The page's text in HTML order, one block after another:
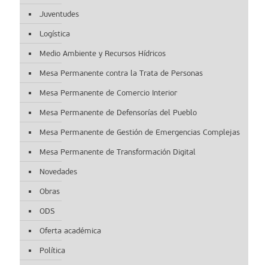
Juventudes
Logística
Medio Ambiente y Recursos Hídricos
Mesa Permanente contra la Trata de Personas
Mesa Permanente de Comercio Interior
Mesa Permanente de Defensorías del Pueblo
Mesa Permanente de Gestión de Emergencias Complejas
Mesa Permanente de Transformación Digital
Novedades
Obras
ODS
Oferta académica
Política